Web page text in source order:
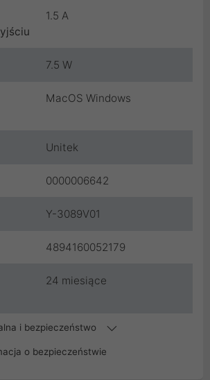
1.5 A
7.5 W
MacOS Windows
Unitek
0000006642
Y-3089V01
4894160052179
24 miesiące
i bezpieczeństwo
o bezpieczeństwie